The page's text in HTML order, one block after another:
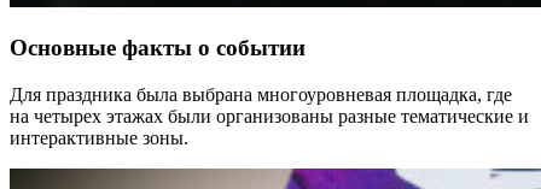
Основные факты о событии
Для праздника была выбрана многоуровневая площадка, где
на четырех этажах были организованы разные тематические и
интерактивные зоны.